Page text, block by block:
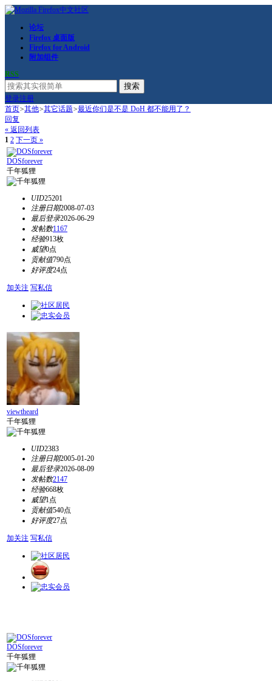
论坛
Firefox 桌面版
Firefox for Android
附加组件
RSS
搜索
登录注册
首页>其他>其它话题>最近你们是不是 DoH 都不能用了？
回复
« 返回列表
1 2 下一页 »
DOSforever
千年狐狸
UID25201
注册日期2008-07-03
最后登录2026-06-29
发帖数1167
经验913枚
威望0点
贡献值790点
好评度24点
加关注 写私信
viewtheard
千年狐狸
UID2383
注册日期2005-01-20
最后登录2026-08-09
发帖数2147
经验668枚
威望1点
贡献值540点
好评度27点
加关注 写私信
DOSforever
千年狐狸